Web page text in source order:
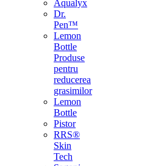
Aqualyx
Dr.
Pen™
Lemon
Bottle
Produse
pentru
reducerea
grasimilor
Lemon
Bottle
Pistor
RRS®
Skin
Tech